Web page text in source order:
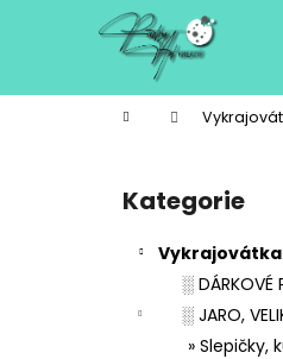
Domů
Přeskočit
kategorie
Kategorie
Vykrajovátka
░ DÁRKOVÉ
░ JARO,
» Slepičky,
í
Zpět
do
Zpět
do